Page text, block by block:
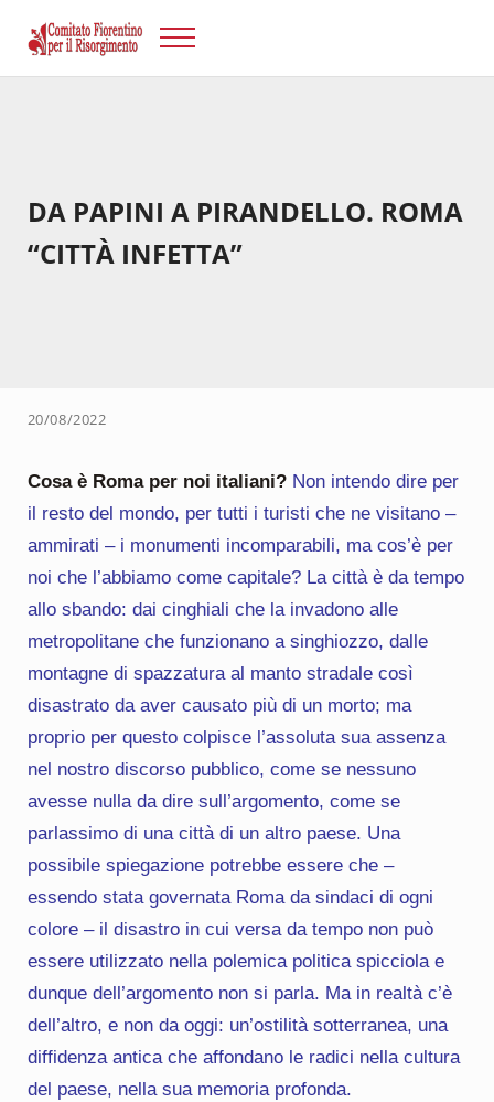
Risorgimento Firenze
Menu
DA PAPINI A PIRANDELLO. ROMA
“CITTÀ INFETTA”
20/08/2022
Cosa è Roma per noi italiani?Non intendo dire per
il resto del mondo, per tutti i turisti che ne visitano –
ammirati – i monumenti incomparabili, ma cos’è per
noi che l’abbiamo come capitale? La città è da tempo
allo sbando: dai cinghiali che la invadono alle
metropolitane che funzionano a singhiozzo, dalle
montagne di spazzatura al manto stradale così
disastrato da aver causato più di un morto; ma
proprio per questo colpisce l’assoluta sua assenza
nel nostro discorso pubblico, come se nessuno
avesse nulla da dire sull’argomento, come se
parlassimo di una città di un altro paese. Una
possibile spiegazione potrebbe essere che –
essendo stata governata Roma da sindaci di ogni
colore – il disastro in cui versa da tempo non può
essere utilizzato nella polemica politica spicciola e
dunque dell’argomento non si parla. Ma in realtà c’è
dell’altro, e non da oggi: un’ostilità sotterranea, una
diffidenza antica che affondano le radici nella cultura
del paese, nella sua memoria profonda.